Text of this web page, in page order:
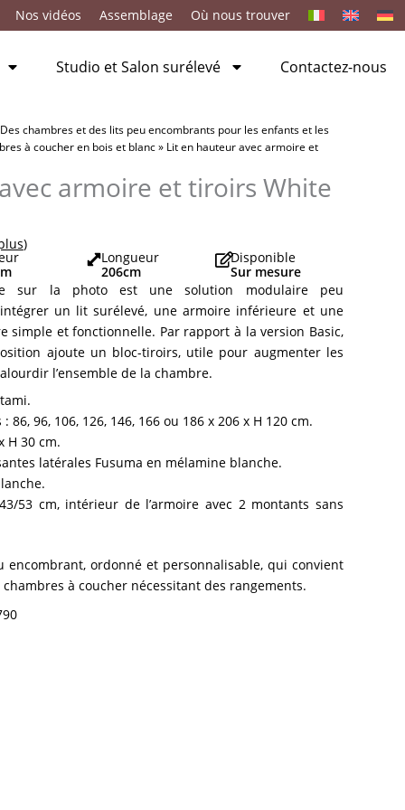
Nos vidéos Assemblage Où nous trouver
Studio et Salon surélevé Contactez-nous
Des chambres et des lits peu encombrants pour les enfants et les
à coucher en bois et blanc» Lit en hauteur avec armoire et
armoire et tiroirs White
)
Longueur
206cm
Disponible
Sur mesure
sur la photo est une solution modulaire peu
un lit surélevé, une armoire inférieure et une
simple et fonctionnelle. Par rapport à la version Basic,
ajoute un bloc-tiroirs, utile pour augmenter les
l’ensemble de la chambre.
96, 106, 126, 146, 166 ou 186 x 206 x H 120 cm.
H 30 cm.
latérales Fusuma en mélamine blanche.
53 cm, intérieur de l’armoire avec 2 montants sans
encombrant, ordonné et personnalisable, qui convient
à coucher nécessitant des rangements.